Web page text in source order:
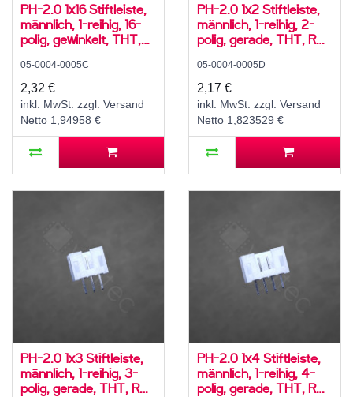
PH-2.0 1x16 Stiftleiste,
männlich, 1-reihig, 16-
polig, gewinkelt, THT,
05-0004-0005C
2,32 €
inkl. MwSt. zzgl. Versand
Netto 1,94958 €
PH-2.0 1x2 Stiftleiste,
männlich, 1-reihig, 2-
polig, gerade, THT, RM
05-0004-0005D
2,17 €
inkl. MwSt. zzgl. Versand
Netto 1,823529 €
PH-2.0 1x3 Stiftleiste,
männlich, 1-reihig, 3-
polig, gerade, THT, RM
PH-2.0 1x4 Stiftleiste,
männlich, 1-reihig, 4-
polig, gerade, THT, RM